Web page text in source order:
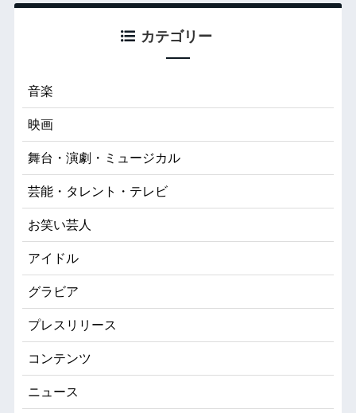
カテゴリー
音楽
映画
舞台・演劇・ミュージカル
芸能・タレント・テレビ
お笑い芸人
アイドル
グラビア
プレスリリース
コンテンツ
ニュース